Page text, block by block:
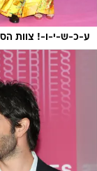
ע-כ-ש-י-ו-! צוות